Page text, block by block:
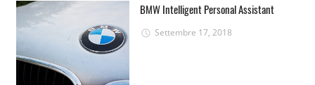
BMW Intelligent Personal Assistant
Settembre 17, 2018